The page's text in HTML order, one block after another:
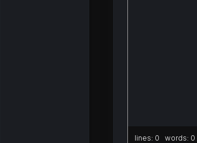
lines: 0 words: 0